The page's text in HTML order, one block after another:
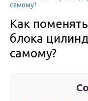
самому?
Как
блока
самому?